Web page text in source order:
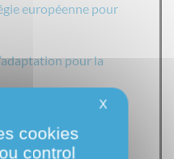
européenne pour
pour la
au plan national
X
cookies
control